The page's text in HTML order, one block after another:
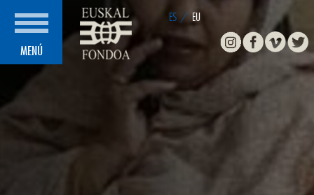
MENÚ
ES / EU
InstagramFacebookVimeo